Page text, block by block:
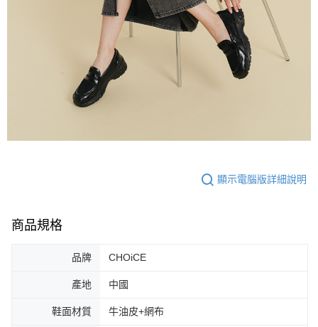
顯示電腦版詳細說明
商品規格
品牌 CHOiCE
產地 中國
鞋面材質 牛油皮+網布